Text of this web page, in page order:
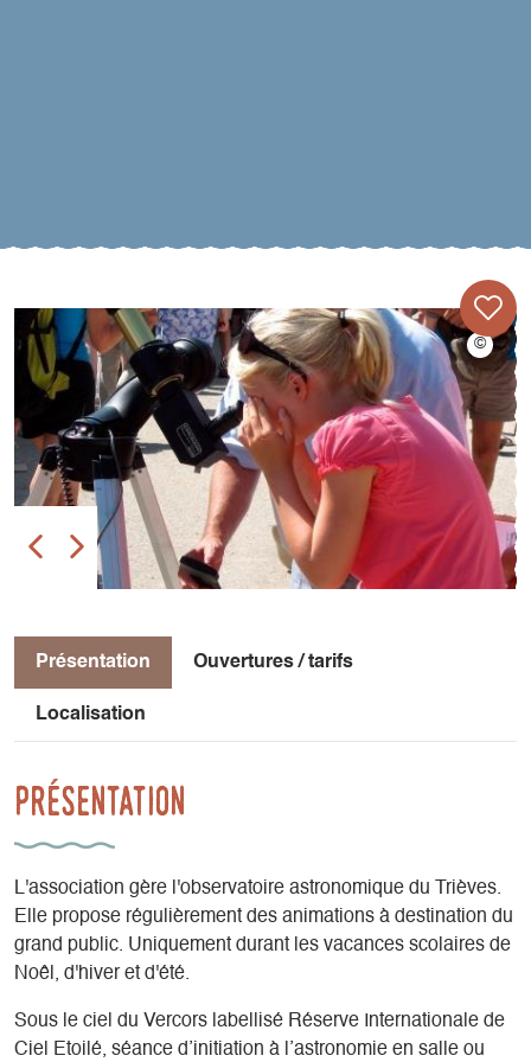
Présentation Ouvertures / tarifs
Localisation
Présentation
L'association gère l'observatoire astronomique du Trièves.
Elle propose régulièrement des animations à destination du
grand public. Uniquement durant les vacances scolaires de
Noêl, d'hiver et d'été.
Sous le ciel du Vercors labellisé Réserve Internationale de
Ciel Etoilé, séance d’initiation à l’astronomie en salle ou